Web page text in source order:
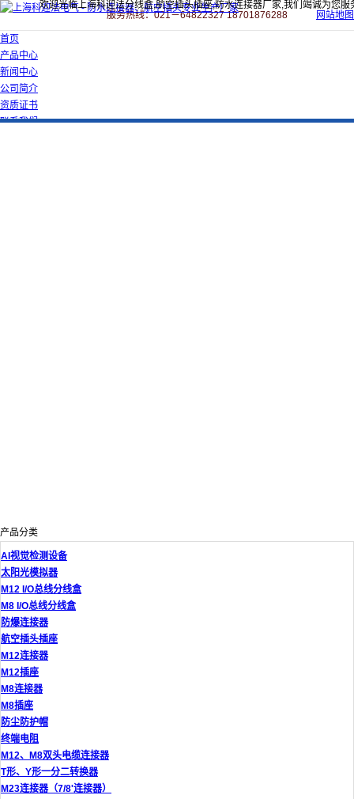
欢迎光临上海科迎法分线盒,航空插头插座,防水连接器厂家,我们竭诚为您服
服务热线：021－64822327 18701876288
网站地图
首页
产品中心
新闻中心
公司简介
资质证书
联系我们
产品分类
AI视觉检测设备
太阳光模拟器
M12 I/O总线分线盒
M8 I/O总线分线盒
防爆连接器
航空插头插座
M12连接器
M12插座
M8连接器
M8插座
防尘防护帽
终端电阻
M12、M8双头电缆连接器
T形、Y形一分二转换器
M23连接器（7/8'连接器）